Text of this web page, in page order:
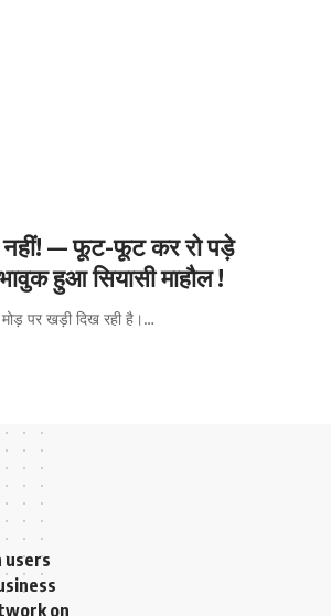
नहीं! — फूट-फूट कर रो पड़े
हुआ सियासी माहौल !
पर खड़ी दिख रही है। …
users
on